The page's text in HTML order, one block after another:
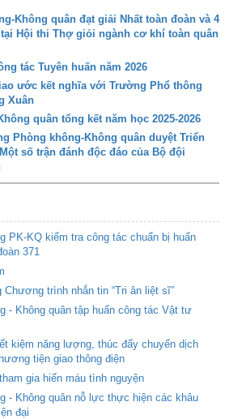
Không quân đạt giải Nhất toàn đoàn và 4
Hội thi Thợ giỏi ngành cơ khí toàn quân
tác Tuyên huấn năm 2026
ước kết nghĩa với Trường Phổ thông
Xuân
quân tổng kết năm học 2025-2026
Phòng không-Không quân duyệt Triển
số trận đánh độc đáo của Bộ đội
PK-KQ kiểm tra công tác chuẩn bị huấn
371
Chương trình nhắn tin “Tri ân liệt sĩ”
- Không quân tập huấn công tác Vật tư
kiệm năng lượng, thúc đẩy chuyển dịch
tiện giao thông điện
gia hiến máu tình nguyện
- Không quân nỗ lực thực hiện các khâu
đại